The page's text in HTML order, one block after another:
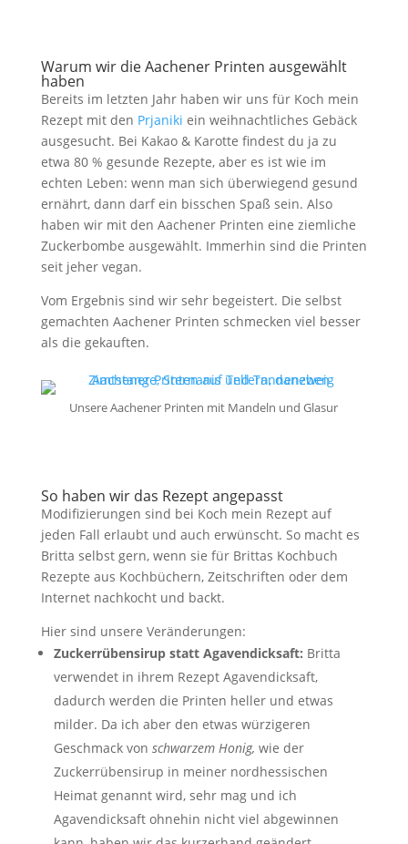
Warum wir die Aachener Printen ausgewählt
haben
Bereits im letzten Jahr haben wir uns für Koch mein
Rezept mit den Prjaniki ein weihnachtliches Gebäck
ausgesucht. Bei Kakao & Karotte findest du ja zu
etwa 80 % gesunde Rezepte, aber es ist wie im
echten Leben: wenn man sich überwiegend gesund
ernährt, dann darf ein bisschen Spaß sein. Also
haben wir mit den Aachener Printen eine ziemliche
Zuckerbombe ausgewählt. Immerhin sind die Printen
seit jeher vegan.
Vom Ergebnis sind wir sehr begeistert. Die selbst
gemachten Aachener Printen schmecken viel besser
als die gekauften.
Unsere Aachener Printen mit Mandeln und Glasur
So haben wir das Rezept angepasst
Modifizierungen sind bei Koch mein Rezept auf
jeden Fall erlaubt und auch erwünscht. So macht es
Britta selbst gern, wenn sie für Brittas Kochbuch
Rezepte aus Kochbüchern, Zeitschriften oder dem
Internet nachkocht und backt.
Hier sind unsere Veränderungen:
Zuckerrübensirup statt Agavendicksaft: Britta
verwendet in ihrem Rezept Agavendicksaft,
dadurch werden die Printen heller und etwas
milder. Da ich aber den etwas würzigeren
Geschmack vonschwarzem Honig,wie der
Zuckerrübensirup in meiner nordhessischen
Heimat genannt wird, sehr mag und ich
Agavendicksaft ohnehin nicht viel abgewinnen